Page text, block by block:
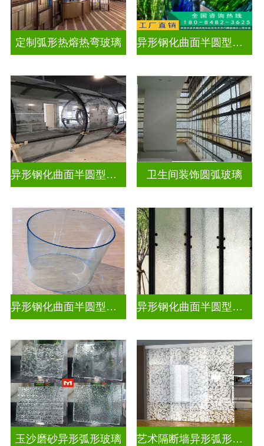
定制弧形热熔热弯玻璃 异形钢化曲面半圆型曲面玻璃
异形钢化曲面半圆型曲面玻璃 卫生间装饰圆弧玻璃
异形钢化曲面半圆型热弯玻璃 异形钢化曲面半圆型曲面玻璃
玉沙磨砂异形弧形玻璃 艺术隔断墙异形弧形玻璃